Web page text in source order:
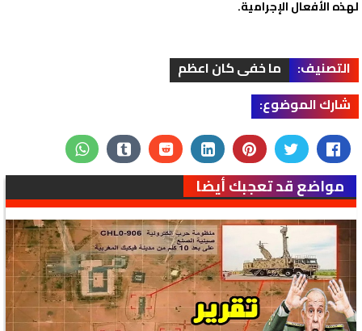
لهذه الأفعال الإجرامية.
التصنيف:
ما خفى كان اعظم
شارك الموضوع:
مواضع قد تعجبك أيضا